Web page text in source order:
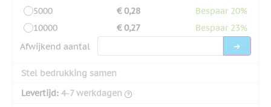
5000
€ 0,28
Bespaar 20%
10000
€ 0,27
Bespaar 23%
Afwijkend aantal
Stel bedrukking samen
Levertijd: 4-7 werkdagen